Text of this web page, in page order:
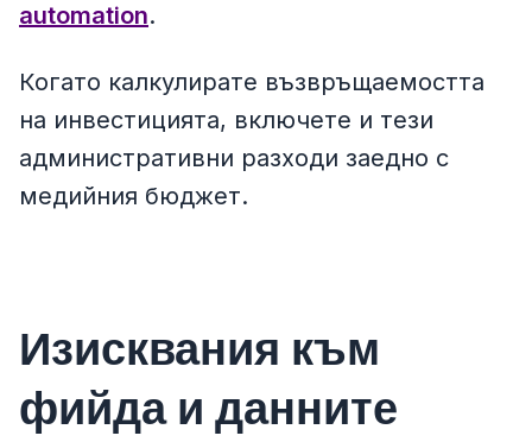
automation.
Когато калкулирате възвръщаемостта
на инвестицията, включете и тези
административни разходи заедно с
медийния бюджет.
Изисквания към
фийда и данните